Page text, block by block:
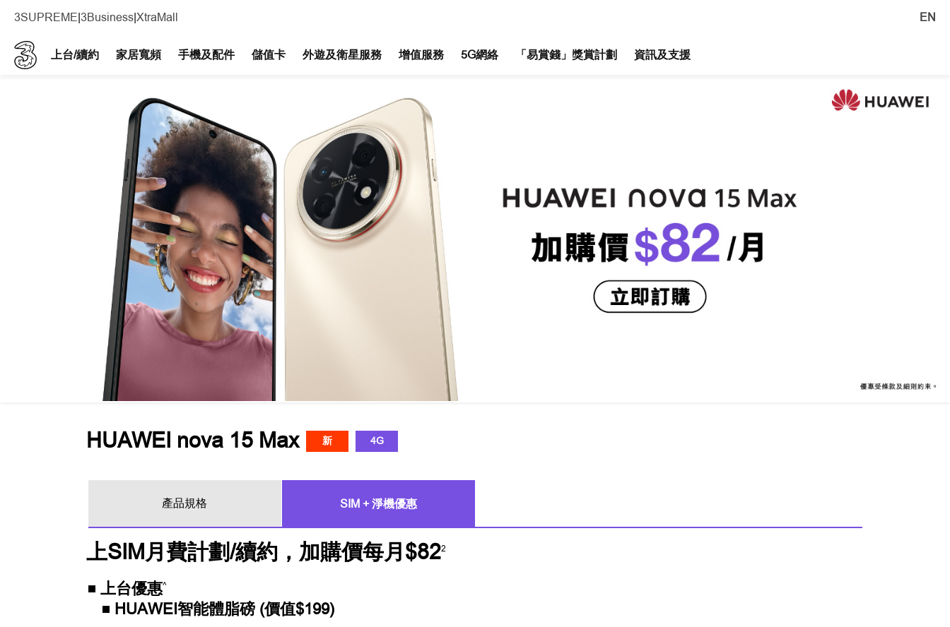
3SUPREME 3Business XtraMall EN
上台/續約 家居寬頻 手機及配件​ 儲值卡 外遊及衛星服務 增值服務 5G網絡 「易賞錢」獎賞計劃 資訊及支援
HUAWEI nova 15 Max 新 4G
產品規格 SIM + 淨機優惠
上SIM月費計劃/續約，加購價每月$822
上台優惠^
HUAWEI智能體脂磅 (價值$199)